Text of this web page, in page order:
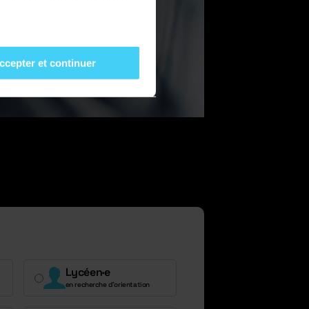
et continuer
Lycéen·e
en recherche d’orientation